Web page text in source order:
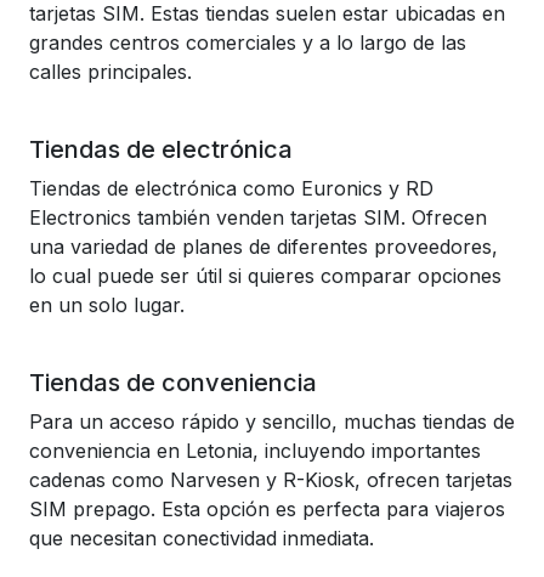
tarjetas SIM. Estas tiendas suelen estar ubicadas en
grandes centros comerciales y a lo largo de las
calles principales.
Tiendas de electrónica
Tiendas de electrónica como Euronics y RD
Electronics también venden tarjetas SIM. Ofrecen
una variedad de planes de diferentes proveedores,
lo cual puede ser útil si quieres comparar opciones
en un solo lugar.
Tiendas de conveniencia
Para un acceso rápido y sencillo, muchas tiendas de
conveniencia en Letonia, incluyendo importantes
cadenas como Narvesen y R-Kiosk, ofrecen tarjetas
SIM prepago. Esta opción es perfecta para viajeros
que necesitan conectividad inmediata.